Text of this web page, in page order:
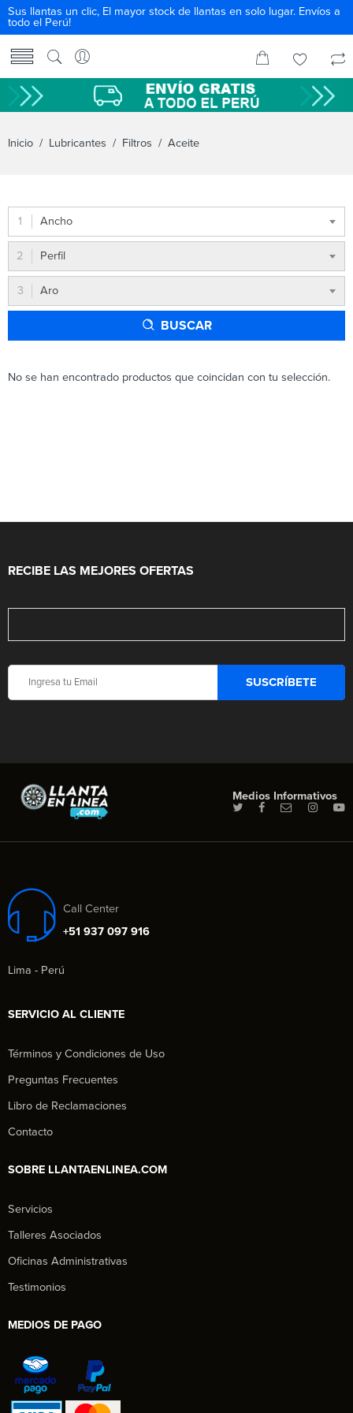
Sus llantas un clic, El mayor stock de llantas en solo lugar. Envíos a
todo el Perú!
Inicio / Lubricantes / Filtros / Aceite
Ancho
Perfil
Aro
BUSCAR
No se han encontrado productos que coincidan con tu selección.
RECIBE LAS MEJORES OFERTAS
Medios Informativos
Call Center
+51 937 097 916
Lima - Perú
SERVICIO AL CLIENTE
Términos y Condiciones de Uso
Preguntas Frecuentes
Libro de Reclamaciones
Contacto
SOBRE LLANTAENLINEA.COM
Servicios
Talleres Asociados
Oficinas Administrativas
Testimonios
MEDIOS DE PAGO